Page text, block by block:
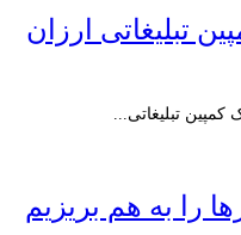
تبلیغاتی ارزان
را به هم بریزیم